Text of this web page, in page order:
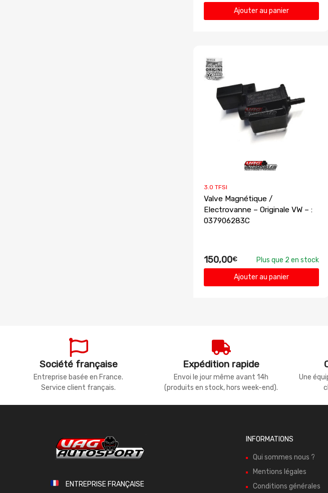
Ajouter au panier
3.0 TFSI
Valve Magnétique /
Electrovanne – Originale VW – :
037906283C
150,00€
Plus que 2 en stock
Ajouter au panier
Société française
Entreprise basée en France.
Service client français.
Expédition rapide
Envoi le jour même avant 14h
(produits en stock, hors week-end).
Une
ENTREPRISE FRANÇAISE
INFORMATIONS
Qui sommes nous ?
Mentions légales
Conditions générales